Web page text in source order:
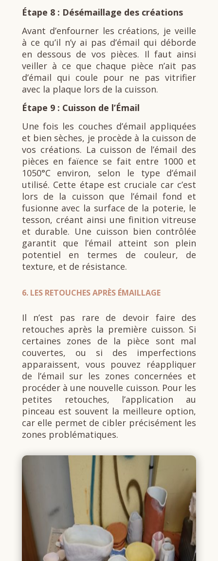
Étape 8 : Désémaillage des créations
Avant d’enfourner les créations, je veille
à ce qu’il n’y ai pas d’émail qui déborde
en dessous de vos pièces. Il faut ainsi
veiller à ce que chaque pièce n’ait pas
d’émail qui coule pour ne pas vitrifier
avec la plaque lors de la cuisson.
Étape 9 : Cuisson de l’Émail
Une fois les couches d’émail appliquées
et bien sèches, je procède à la cuisson de
vos créations. La cuisson de l’émail des
pièces en faïence se fait entre 1000 et
1050°C environ, selon le type d’émail
utilisé. Cette étape est cruciale car c’est
lors de la cuisson que l’émail fond et
fusionne avec la surface de la poterie, le
tesson, créant ainsi une finition vitreuse
et durable. Une cuisson bien contrôlée
garantit que l’émail atteint son plein
potentiel en termes de couleur, de
texture, et de résistance.
6. LES RETOUCHES APRÈS ÉMAILLAGE
Il n’est pas rare de devoir faire des
retouches après la première cuisson. Si
certaines zones de la pièce sont mal
couvertes, ou si des imperfections
apparaissent, vous pouvez réappliquer
de l’émail sur les zones concernées et
procéder à une nouvelle cuisson. Pour les
petites retouches, l’application au
pinceau est souvent la meilleure option,
car elle permet de cibler précisément les
zones problématiques.